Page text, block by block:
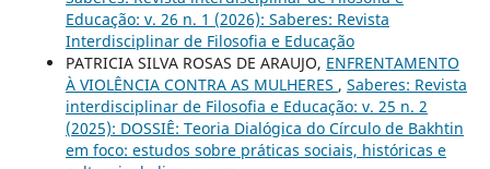
Educação: v. 26 n. 1 (2026): Saberes: Revista
Interdisciplinar de Filosofia e Educação
PATRICIA SILVA ROSAS DE ARAUJO, ENFRENTAMENTO
À VIOLÊNCIA CONTRA AS MULHERES , Saberes: Revista
interdisciplinar de Filosofia e Educação: v. 25 n. 2
(2025): DOSSIÊ: Teoria Dialógica do Círculo de Bakhtin
em foco: estudos sobre práticas sociais, históricas e